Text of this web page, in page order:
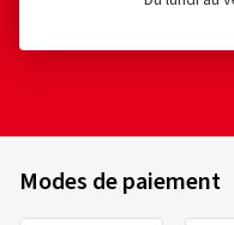
Modes de paiement